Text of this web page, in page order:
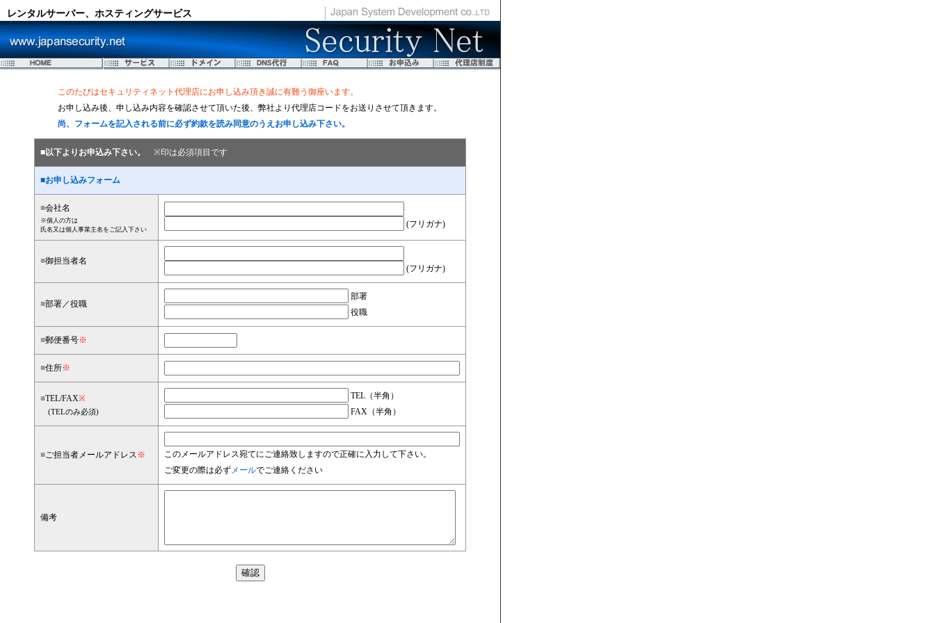
レンタルサーバー、ホスティングサービス
このたびはセキュリティネット代理店にお申し込み頂き誠に有難う御座います。
お申し込み後、申し込み内容を確認させて頂いた後、弊社より代理店コードをお送りさせて頂きます。
尚、フォームを記入される前に必ず約款を読み同意のうえお申し込み下さい。
■以下よりお申込み下さい。 ※印は必須項目です
■お申し込みフォーム
■会社名
※個人の方は
氏名又は個人事業主名をご記入下さい
(フリガナ)
■御担当者名
(フリガナ)
■部署／役職
部署
役職
■郵便番号※
■住所※
■TEL/FAX※
(TELのみ必須)
TEL（半角）
FAX（半角）
■ご担当者メールアドレス※
このメールアドレス宛てにご連絡致しますので正確に入力して下さい。
ご変更の際は必ずメールでご連絡ください
備考